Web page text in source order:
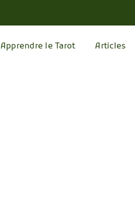
Apprendre le Tarot Articles